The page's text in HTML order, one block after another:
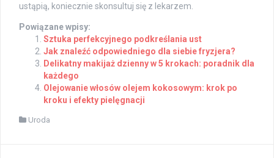
ustąpią, koniecznie skonsultuj się z lekarzem.
Powiązane wpisy:
Sztuka perfekcyjnego podkreślania ust
Jak znaleźć odpowiedniego dla siebie fryzjera?
Delikatny makijaż dzienny w 5 krokach: poradnik dla
każdego
Olejowanie włosów olejem kokosowym: krok po
kroku i efekty pielęgnacji
Uroda